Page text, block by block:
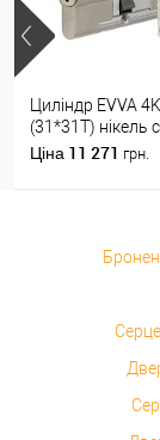
Циліндр EVVA
(31*31T) нікель
ключів
Ціна 11 271 грн.